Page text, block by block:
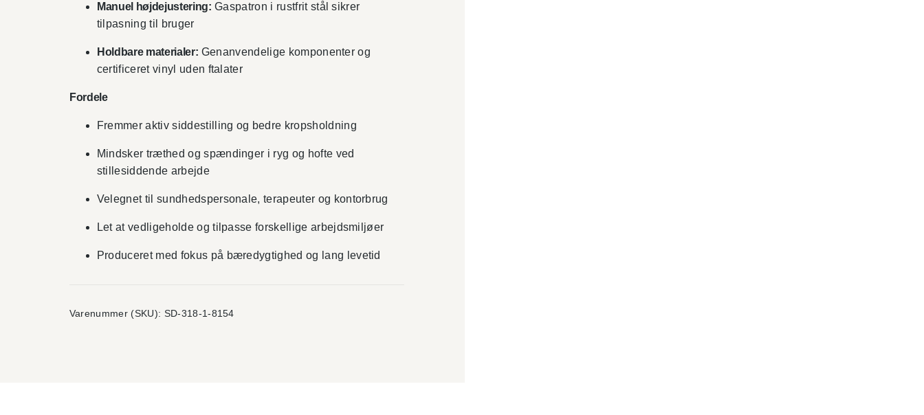
Manuel højdejustering: Gaspatron i rustfrit stål sikrer
tilpasning til bruger
Holdbare materialer: Genanvendelige komponenter og
certificeret vinyl uden ftalater
Fordele
Fremmer aktiv siddestilling og bedre kropsholdning
Mindsker træthed og spændinger i ryg og hofte ved
stillesiddende arbejde
Velegnet til sundhedspersonale, terapeuter og kontorbrug
Let at vedligeholde og tilpasse forskellige arbejdsmiljøer
Produceret med fokus på bæredygtighed og lang levetid
Varenummer (SKU): SD-318-1-8154